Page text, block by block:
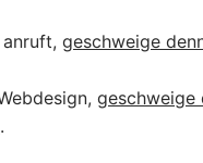
geschweige
geschweige
.